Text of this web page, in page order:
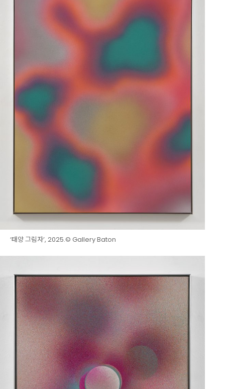
‘태양 그림자’, 2025.© Gallery Baton